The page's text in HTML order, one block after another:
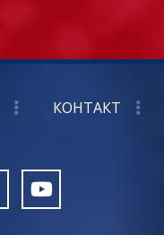
КОНТАКТ